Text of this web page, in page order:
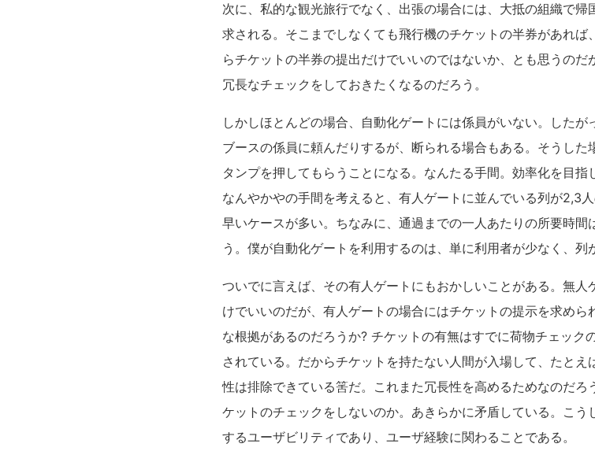
次に、私的な観光旅行でなく、出張の場合には、大抵の組織で
求される。そこまでしなくても飛行機のチケットの半券があれ
らチケットの半券の提出だけでいいのではないか、とも思うのだ
冗長なチェックをしておきたくなるのだろう。
しかしほとんどの場合、自動化ゲートには係員がいない。した
ブースの係員に頼んだりするが、断られる場合もある。そうし
タンプを押してもらうことになる。なんたる手間。効率化を目指
なんやかやの手間を考えると、有人ゲートに並んでいる列が2,3
早いケースが多い。ちなみに、通過までの一人あたりの所要時
う。僕が自動化ゲートを利用するのは、単に利用者が少なく、列
ついでに言えば、その有人ゲートにもおかしいことがある。無
けでいいのだが、有人ゲートの場合にはチケットの提示を求め
な根拠があるのだろうか? チケットの有無はすでに荷物チェック
されている。だからチケットを持たない人間が入場して、たと
性は排除できている筈だ。これまた冗長性を高めるためなのだ
ケットのチェックをしないのか。あきらかに矛盾している。こ
するユーザビリティであり、ユーザ経験に関わることである。